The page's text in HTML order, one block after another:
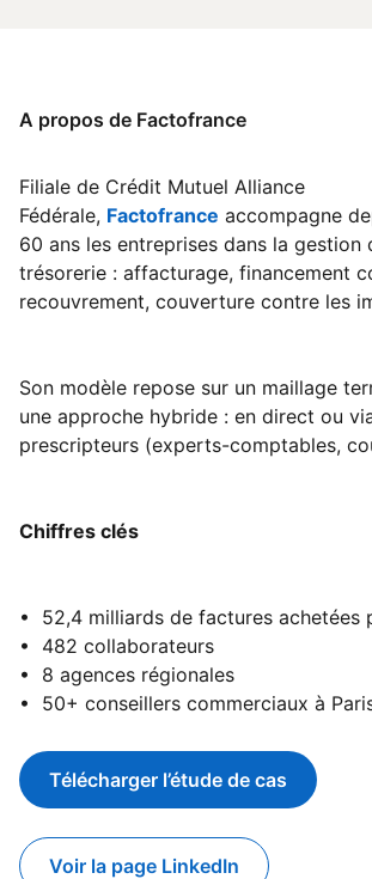
A propos de Factofrance
Filiale de Crédit Mutuel Alliance
Fédérale, Factofrance opens in a new
accompagne
60 ans les entreprises dans la gestion
trésorerie : affacturage, financement
recouvrement, couverture contre les
Son modèle repose sur un maillage
une approche hybride : en direct ou
prescripteurs (experts-comptables,
Chiffres clés
• 52,4 milliards de factures achetées
• 482 collaborateurs
• 8 agences régionales
• 50+ conseillers commerciaux à
Télécharger l’étude de cas
opens in a new tab
Voir la page LinkedIn
opens in a new tab